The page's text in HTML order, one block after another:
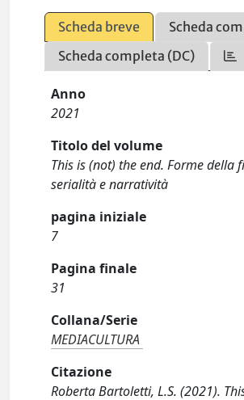
Scheda breve
Scheda
Scheda completa (DC)
Anno
2021
Titolo del volume
This is (not) the end. Forme della
serialità e narratività
pagina iniziale
7
Pagina finale
31
Collana/Serie
MEDIACULTURA
Citazione
Roberta Bartoletti, L.S. (2021).